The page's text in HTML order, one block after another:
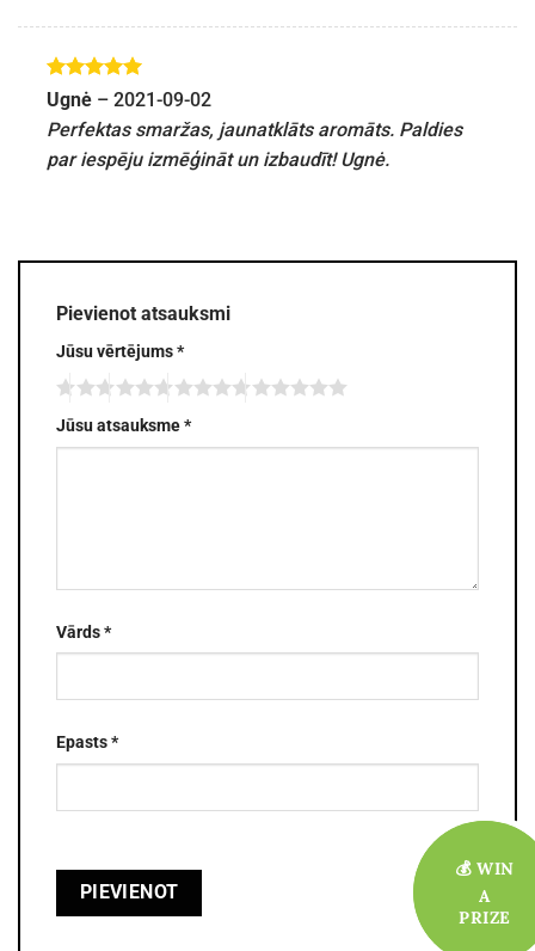
Novērtēts
ar
Ugnė – 2021-09-02
Perfektas smaržas, jaunatklāts aromāts. Paldies
par iespēju izmēģināt un izbaudīt! Ugnė.
Pievienot atsauksmi
Jūsu vērtējums*
Jūsu atsauksme*
Vārds*
Epasts*
💰 WIN
A
PRIZE
💰 WIN
A
PRIZE